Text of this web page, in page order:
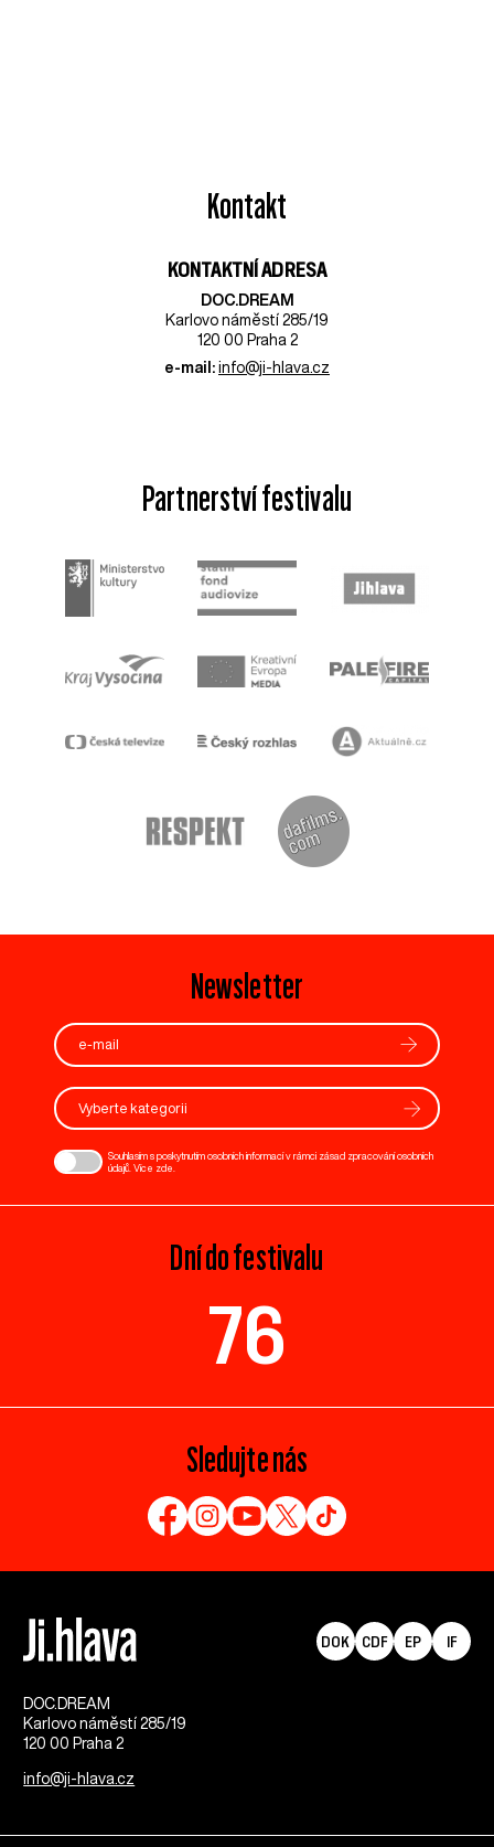
Kontakt
KONTAKTNÍ ADRESA
DOC.DREAM​
Karlovo náměstí 285/19
120 00 Praha 2
e-mail: info@ji-hlava.cz
Partnerství festivalu
Newsletter
Vyberte kategorii
Souhlasím s poskytnutím osobních informací v rámci zásad zpracování osobních
údajů. Více zde
Dní do festivalu
76
Sledujte nás
DOC.DREAM​
Karlovo náměstí 285/19
120 00 Praha 2
info@ji-hlava.cz
DOK CDF EP IF